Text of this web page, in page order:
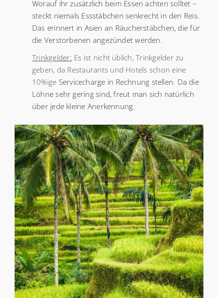
Worauf ihr zusätzlich beim Essen achten solltet –
steckt niemals Essstäbchen senkrecht in den Reis.
Das erinnert in Asien an Räucherstäbchen, die für
die Verstorbenen angezündet werden.
Trinkgelder: Es ist nicht üblich, Trinkgelder zu
geben, da Restaurants und Hotels schon eine
10%ige Servicecharge in Rechnung stellen. Da die
Löhne sehr gering sind, freut man sich natürlich
über jede kleine Anerkennung.